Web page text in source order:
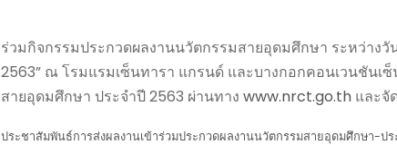
ร่วมกิจกรรมประกวดผลงานนวัตกรรมสายอุดมศึกษา ระหว่าง
2563” ณ โรมแรมเซ็นทารา แกรนด์ และบางกอกคอนเวนชันเซ็
สายอุดมศึกษา ประจำปี 2563 ผ่านทาง www.nrct.go.th และจั
ประชาสัมพันธ์การส่งผลงานเข้าร่วมประกวดผลงานนวัตกรรมสายอุดมศึกษา-ป